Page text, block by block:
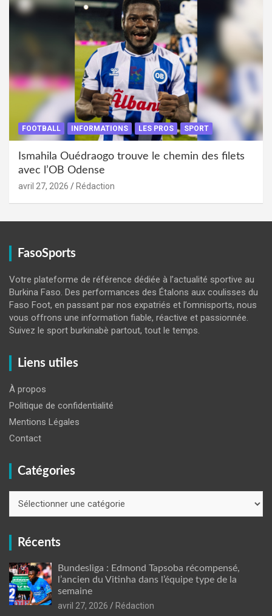
FOOTBALL INFORMATIONS LES PROS SPORT
Ismahila Ouédraogo trouve le chemin des filets
avec l’OB Odense
avril 27, 2026 Rédaction
FasoSports
Votre plateforme de référence dédiée à l’actualité sportive au
Burkina Faso. Des performances des Étalons aux coulisses du
Faso Foot, en passant par nos expatriés et l’omnisports, nous
vous offrons une information fiable, réactive et passionnée.
Suivez le sport burkinabè partout, tout le temps.
Liens utiles
À propos
Politique de confidentialité
Mentions Légales
Contact
Catégories
Récents
Bundesliga : Edmond Tapsoba récompensé,
l’ancien du Vitinha dans l’équipe type de la
semaine
avril 27, 2026
Rédaction